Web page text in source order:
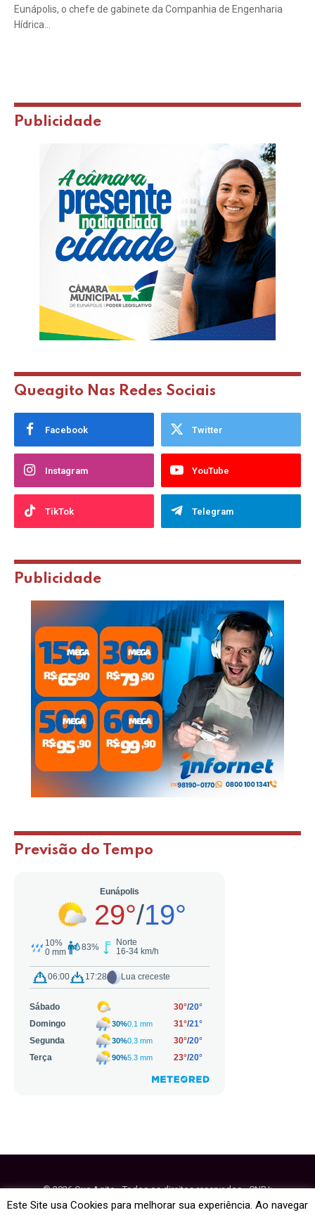
Eunápolis, o chefe de gabinete da Companhia de Engenharia
Hídrica…
Publicidade
Queagito Nas Redes Sociais
Facebook Twitter
Instagram YouTube
TikTok Telegram
Publicidade
Previsão do Tempo
© 2026 Que Agito - Todos os direitos reservados - CNPJ:
64.884.270/0001-95
Este Site usa Cookies para melhorar sua experiência. Ao navegar